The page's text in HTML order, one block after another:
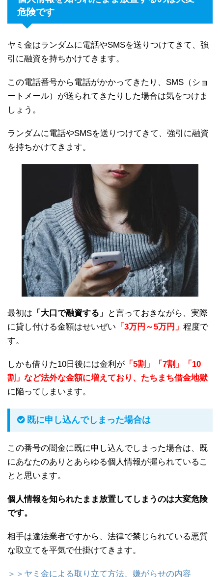
危険です
ヤミ金はランダムに電話やSMSを送りつけてきて、強
引に融資を持ちかけてきます。
この電話番号から電話がかかってきたり、SMS（ショ
ートメール）が送られてきたりした場合は気をつけま
しょう。
ランダムに電話やSMSを送りつけてきて、強引に融資
を持ちかけてきます。
最初は 「大口で融資する」
と言っておきながら、実際
に貸し付ける金額はせいぜい 「3万円～5万円」 程度で
す。
しかも借りた10日後には金利が 「5割」「7割」「10
割」など法外な金額に増えており、たちまち借金地獄
に陥ってしまいます。
既に申し込んでしまった場合は
この番号の闇金に既に申し込んでしまった場合は、既
にあなたのありとあらゆる個人情報が握られているこ
とと思います。
個人情報を知られたまま放置してしまうのは大変危険
です。
相手は違法業者ですから、法律で禁じられている悪質
な取立てを平気で仕掛けてきます。
＞＞ヤミ金による取り立て方法、嫌がらせの内容